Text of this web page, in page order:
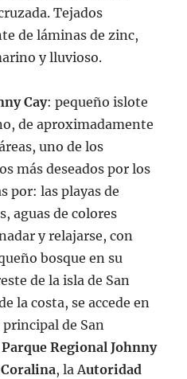
Tejados
de láminas de zinc,
y lluvioso.
Cay: pequeño islote
de aproximadamente
uno de los
más deseados por los
por: las playas de
aguas de colores
y relajarse, con
bosque en su
de la isla de San
la costa, se accede en
de San
Parque Regional Johnny
Coralina, la Autoridad